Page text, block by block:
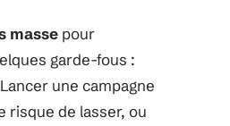
masse pour
garde-fous :
une campagne
risque de lasser, ou